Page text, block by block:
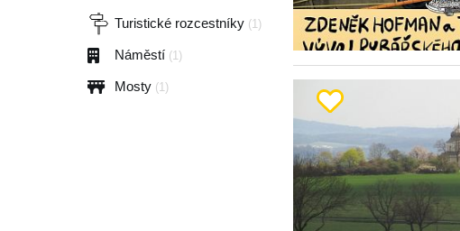
Turistické rozcestníky (1)
Náměstí (1)
Mosty (1)